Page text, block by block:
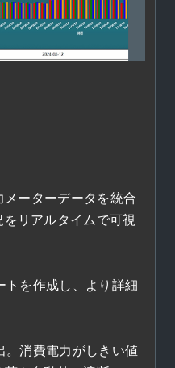
ーターデータを統合
リアルタイムで可視
を作成し、より詳細
消費電力がしきい値